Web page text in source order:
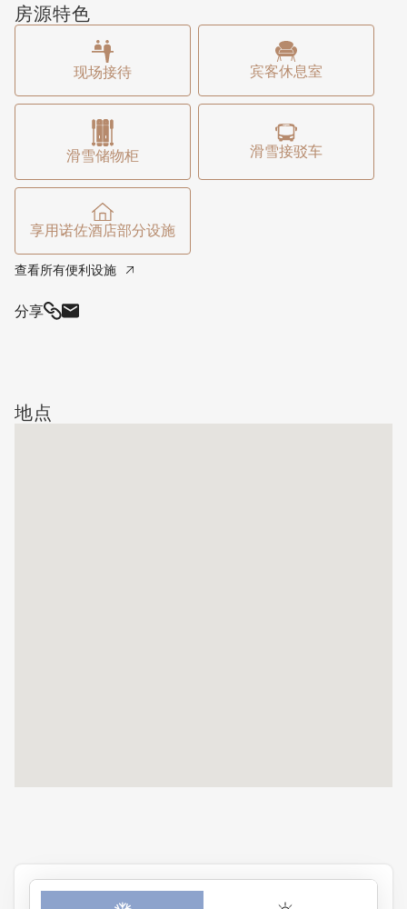
公寓本身，Lyra 还提供专属接待处、温馨大堂、休息室、
滑雪储物柜、业主储物柜和自助洗衣设施。宾客还可尊享使
用邻近 Nozo 酒店的精选设施，包括其水疗中心、桑拿浴
室、健身房、餐厅、酒吧酒廊和家庭友好设施。冬季，Lyra
让宾客近距离体验富良野著名的粉雪和滑雪地形。春季、夏
季和秋季，同样优越的地理位置可让您探索薰衣草田、自行
车道、森林小径、当地美食、酒庄以及广阔的自然风光，这
些都使富良野成为一个难得的全年度假胜地。由 H2 Life 专
业管理，Lyra 将私人住宅的舒适性与酒店服务的便利性融
为一体。对于寻求滑雪缆车附近现代富良野住宿的宾客，
Lyra 在北之峰上区的中心地带提供精致、位置优越且轻松
房源特色
现场接待 宾客休息室
滑雪储物柜 滑雪接驳车
享用诺佐酒店部分设施
查看所有便利设施
分享
地点